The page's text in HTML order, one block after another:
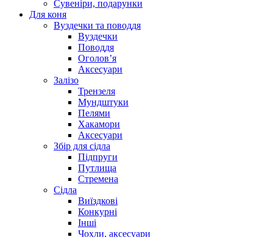
Сувеніри, подарунки
Для коня
Вуздечки та поводдя
Вуздечки
Поводдя
Оголов’я
Аксесуари
Залізо
Трензеля
Мундштуки
Пелями
Хакамори
Аксесуари
Збір для сідла
Підпруги
Путлища
Стремена
Сідла
Виїздкові
Конкурні
Інші
Чохли, аксесуари